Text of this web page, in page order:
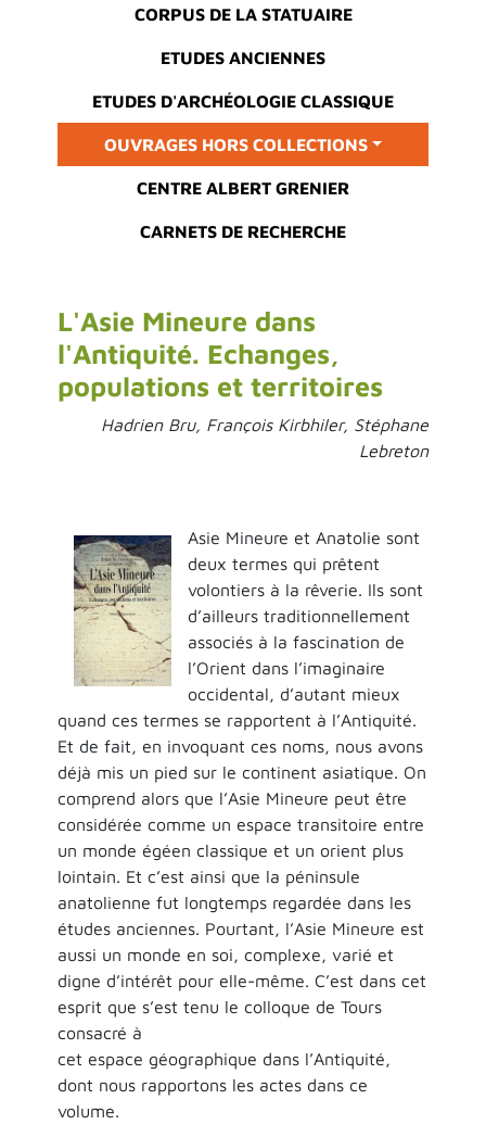
CORPUS DE LA STATUAIRE
ETUDES ANCIENNES
ETUDES D'ARCHÉOLOGIE CLASSIQUE
OUVRAGES HORS COLLECTIONS
CENTRE ALBERT GRENIER
CARNETS DE RECHERCHE
L'Asie Mineure dans
l'Antiquité. Echanges,
populations et territoires
Hadrien Bru, François Kirbhiler, Stéphane
Lebreton
Asie Mineure et Anatolie sont
deux termes qui prêtent
volontiers à la rêverie. Ils sont
d’ailleurs traditionnellement
associés à la fascination de
l’Orient dans l’imaginaire
occidental, d’autant mieux
quand ces termes se rapportent à l’Antiquité.
Et de fait, en invoquant ces noms, nous avons
déjà mis un pied sur le continent asiatique. On
comprend alors que l’Asie Mineure peut être
considérée comme un espace transitoire entre
un monde égéen classique et un orient plus
lointain. Et c’est ainsi que la péninsule
anatolienne fut longtemps regardée dans les
études anciennes. Pourtant, l’Asie Mineure est
aussi un monde en soi, complexe, varié et
digne d’intérêt pour elle-même. C’est dans cet
esprit que s’est tenu le colloque de Tours
consacré à
cet espace géographique dans l’Antiquité,
dont nous rapportons les actes dans ce
volume.